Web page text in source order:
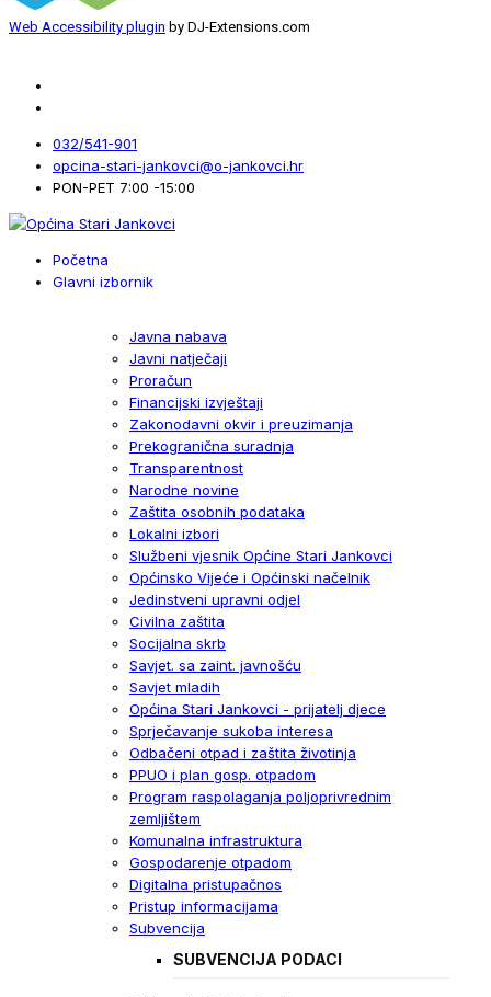
Web Accessibility plugin by DJ-Extensions.com
032/541-901
opcina-stari-jankovci@o-jankovci.hr
PON-PET 7:00 -15:00
Početna
Glavni izbornik
Javna nabava
Javni natječaji
Proračun
Financijski izvještaji
Zakonodavni okvir i preuzimanja
Prekogranična suradnja
Transparentnost
Narodne novine
Zaštita osobnih podataka
Lokalni izbori
Službeni vjesnik Općine Stari Jankovci
Općinsko Vijeće i Općinski načelnik
Jedinstveni upravni odjel
Civilna zaštita
Socijalna skrb
Savjet. sa zaint. javnošću
Savjet mladih
Općina Stari Jankovci - prijatelj djece
Sprječavanje sukoba interesa
Odbačeni otpad i zaštita životinja
PPUO i plan gosp. otpadom
Program raspolaganja poljoprivrednim
zemljištem
Komunalna infrastruktura
Gospodarenje otpadom
Digitalna pristupačnos
Pristup informacijama
Subvencija
SUBVENCIJA PODACI